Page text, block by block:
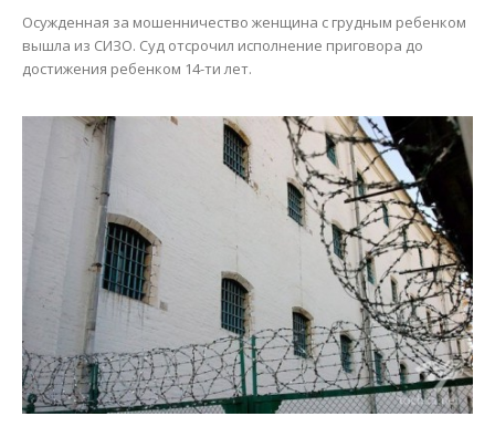
Осужденная за мошенничество женщина с грудным ребенком
вышла из СИЗО. Суд отсрочил исполнение приговора до
достижения ребенком 14-ти лет.